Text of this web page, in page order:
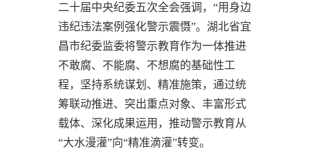
二十届中央纪委五次全会强调，“用身边
违纪违法案例强化警示震慑”。湖北省宜
昌市纪委监委将警示教育作为一体推进
不敢腐、不能腐、不想腐的基础性工
程，坚持系统谋划、精准施策，通过统
筹联动推进、突出重点对象、丰富形式
载体、深化成果运用，推动警示教育从
“大水漫灌”向“精准滴灌”转变。